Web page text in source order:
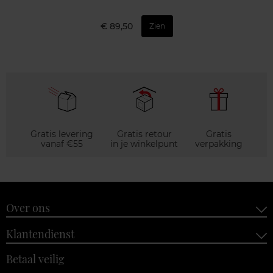
€ 89,50 Zien
Gratis levering
vanaf €55
Gratis retour
in je winkelpunt
Gratis
verpakking
Over ons
Klantendienst
Betaal veilig